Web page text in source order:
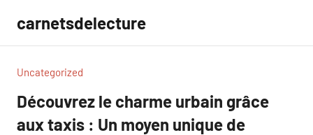
contenu
carnetsdelecture
Uncategorized
Découvrez le charme urbain grâce
aux taxis : Un moyen unique de